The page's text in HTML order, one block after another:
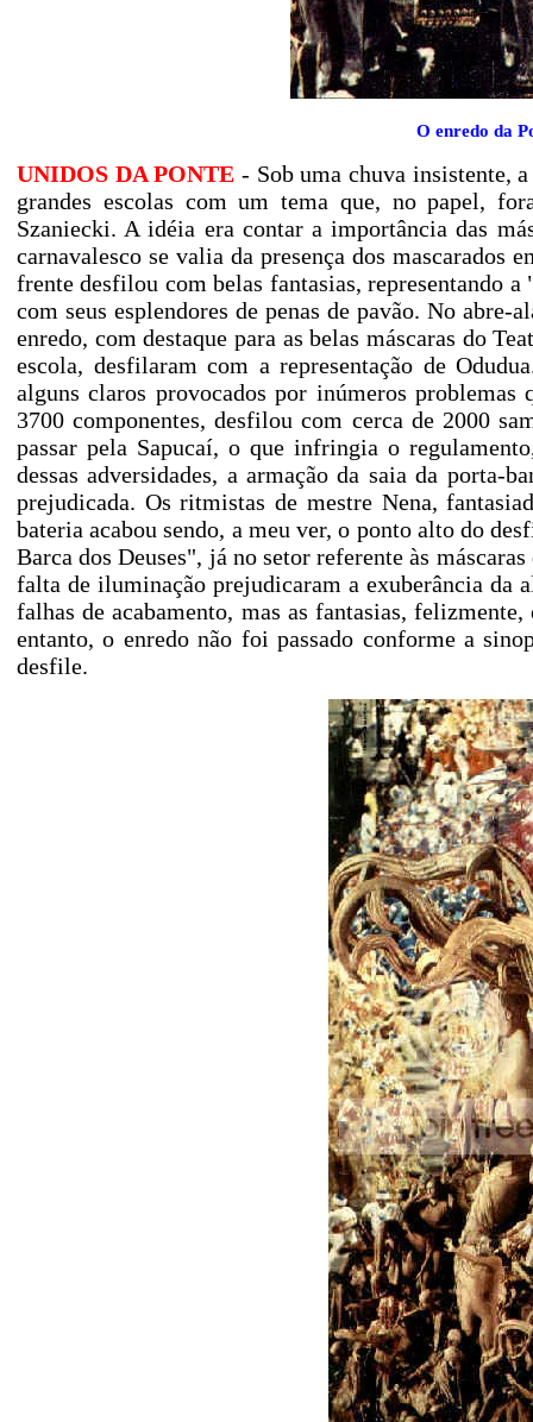
O enredo da
UNIDOS DA PONTE - Sob uma chuva insistente,
grandes escolas com um tema que, no papel,
Szaniecki. A idéia era contar a importância das
carnavalesco se valia da presença dos mascarados
frente desfilou com belas fantasias, representando
com seus esplendores de penas de pavão. No
enredo, com destaque para as belas máscaras do
escola, desfilaram com a representação de
alguns claros provocados por inúmeros
3700 componentes, desfilou com cerca de 2000
passar pela Sapucaí, o que infringia o
dessas adversidades, a armação da saia da
prejudicada. Os ritmistas de mestre Nena,
bateria acabou sendo, a meu ver, o ponto alto do
Barca dos Deuses", já no setor referente às
falta de iluminação prejudicaram a exuberância da
falhas de acabamento, mas as fantasias,
entanto, o enredo não foi passado conforme a
desfile.